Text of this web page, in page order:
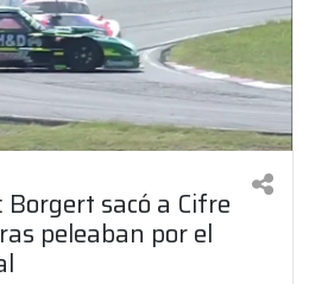
sacó a Cifre
peleaban por el